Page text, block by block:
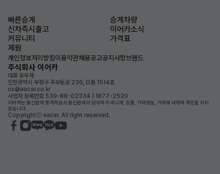
빠른승계
승계차량
신차즉시출고
이어카소식
커뮤니티
가격표
제원
개인정보처리방침이용약관채용공고공지사항브랜드
주식회사 이어카
대표 유우재
인천광역시 부평구 주부토로 236, D동 1514호
cs@eacar.co.kr
사업자 등록번호 539-88-02334 | 1877-2520
이어카는 통신판매 중개자로서 통신판매의 당사자가 아니며, 상품, 거래정보, 거래에 대하여 책임을 지지
않습니다.
Copyrightⓒ eacar. All right reserved.